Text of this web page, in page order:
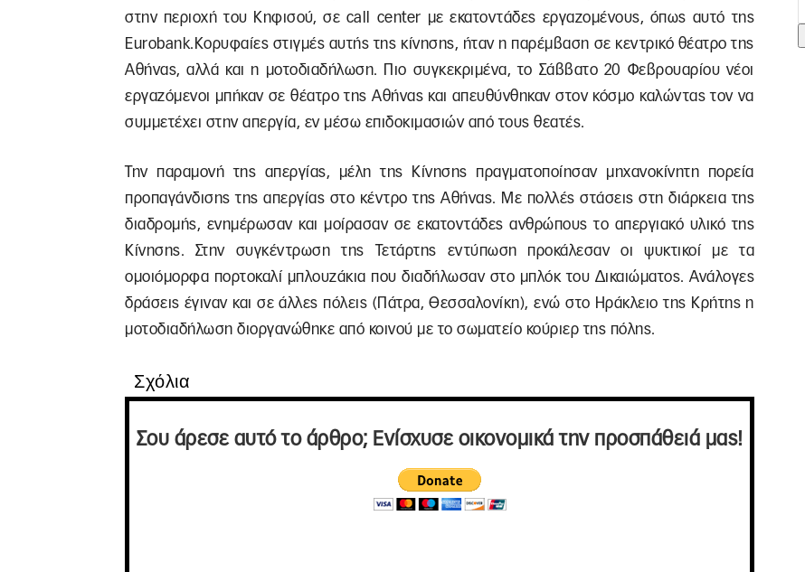
στην περιοχή του Κηφισού, σε call center με εκατοντάδες εργαζομένους, όπως αυτό της
Eurobank.Κορυφαίες στιγμές αυτής της κίνησης, ήταν η παρέμβαση σε κεντρικό θέατρο της
Αθήνας, αλλά και η μοτοδιαδήλωση. Πιο συγκεκριμένα, το Σάββατο 20 Φεβρουαρίου νέοι
εργαζόμενοι μπήκαν σε θέατρο της Αθήνας και απευθύνθηκαν στον κόσμο καλώντας τον να
συμμετέχει στην απεργία, εν μέσω επιδοκιμασιών από τους θεατές.
Την παραμονή της απεργίας, μέλη της Κίνησης πραγματοποίησαν μηχανοκίνητη πορεία
προπαγάνδισης της απεργίας στο κέντρο της Αθήνας. Με πολλές στάσεις στη διάρκεια της
διαδρομής, ενημέρωσαν και μοίρασαν σε εκατοντάδες ανθρώπους το απεργιακό υλικό της
Κίνησης. Στην συγκέντρωση της Τετάρτης εντύπωση προκάλεσαν οι ψυκτικοί με τα
ομοιόμορφα πορτοκαλί μπλουζάκια που διαδήλωσαν στο μπλόκ του Δικαιώματος. Ανάλογες
δράσεις έγιναν και σε άλλες πόλεις (Πάτρα, Θεσσαλονίκη), ενώ στο Ηράκλειο της Κρήτης η
μοτοδιαδήλωση διοργανώθηκε από κοινού με το σωματείο κούριερ της πόλης.
Σχόλια
Σου άρεσε αυτό το άρθρο; Ενίσχυσε οικονομικά την προσπάθειά μας!